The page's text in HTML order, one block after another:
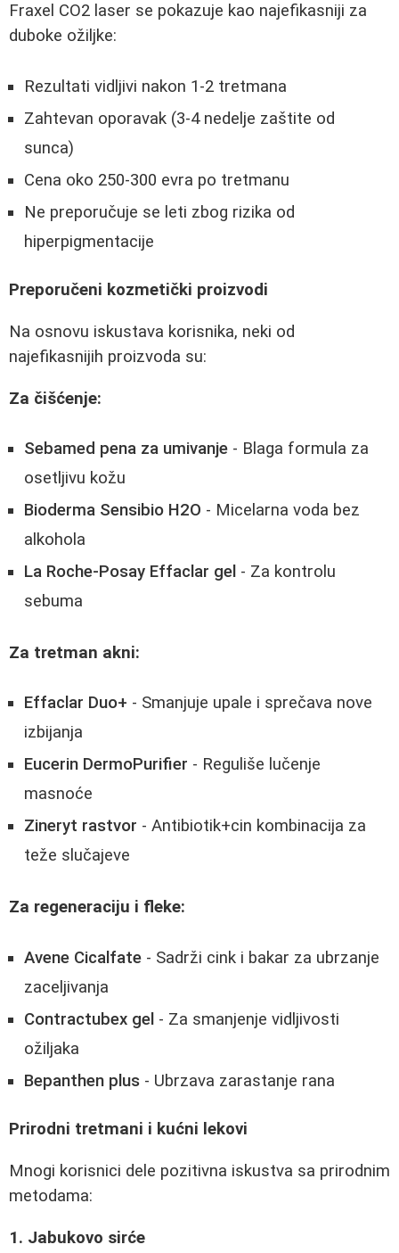
Fraxel CO2 laser se pokazuje kao najefikasniji za
duboke ožiljke:
Rezultati vidljivi nakon 1-2 tretmana
Zahtevan oporavak (3-4 nedelje zaštite od
sunca)
Cena oko 250-300 evra po tretmanu
Ne preporučuje se leti zbog rizika od
hiperpigmentacije
Preporučeni kozmetički proizvodi
Na osnovu iskustava korisnika, neki od
najefikasnijih proizvoda su:
Za čišćenje:
Sebamed pena za umivanje - Blaga formula za
osetljivu kožu
Bioderma Sensibio H2O - Micelarna voda bez
alkohola
La Roche-Posay Effaclar gel - Za kontrolu
sebuma
Za tretman akni:
Effaclar Duo+ - Smanjuje upale i sprečava nove
izbijanja
Eucerin DermoPurifier - Reguliše lučenje
masnoće
Zineryt rastvor - Antibiotik+cin kombinacija za
teže slučajeve
Za regeneraciju i fleke:
Avene Cicalfate - Sadrži cink i bakar za ubrzanje
zaceljivanja
Contractubex gel - Za smanjenje vidljivosti
ožiljaka
Bepanthen plus - Ubrzava zarastanje rana
Prirodni tretmani i kućni lekovi
Mnogi korisnici dele pozitivna iskustva sa prirodnim
metodama:
1. Jabukovo sirće